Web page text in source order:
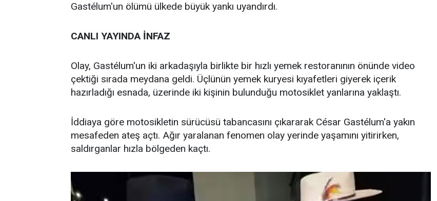
Gastélum'un ölümü ülkede büyük yankı uyandırdı.
CANLI YAYINDA İNFAZ
Olay, Gastélum'un iki arkadaşıyla birlikte bir hızlı yemek restoranının önünde video
çektiği sırada meydana geldi. Üçlünün yemek kuryesi kıyafetleri giyerek içerik
hazırladığı esnada, üzerinde iki kişinin bulunduğu motosiklet yanlarına yaklaştı.
İddiaya göre motosikletin sürücüsü tabancasını çıkararak César Gastélum'a yakın
mesafeden ateş açtı. Ağır yaralanan fenomen olay yerinde yaşamını yitirirken,
saldırganlar hızla bölgeden kaçtı.